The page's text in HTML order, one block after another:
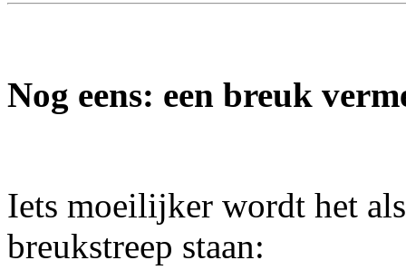
Nog eens: een breuk
Iets moeilijker wordt het
breukstreep staan: